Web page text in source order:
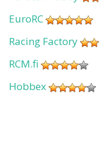
EuroRC
Racing Factory
RCM.fi
Hobbex